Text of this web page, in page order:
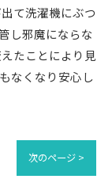
て洗濯機にぶつ
し邪魔にならな
たことにより見
なくなり安心し
次のページ >